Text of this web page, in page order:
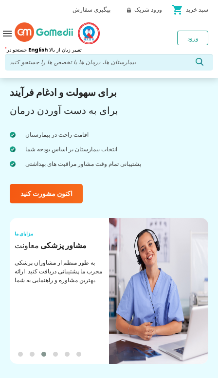
پیگیری سفارش ورود شریک shopping_cart سبد خرید
* English تغییر زبان از بالا
ورود menu
برای سهولت و ادغام فرآیند
برای به دست آوردن درمان
اقامت راحت در بیمارستان
انتخاب بیمارستان بر اساس بودجه شما
پشتیبانی تمام وقت مشاور مراقبت های بهداشتی
اکنون مشورت کنید
مزایای ما
مشاور پزشکی معاونت
به طور منظم از مشاوران پزشکی
مجرب ما پشتیبانی دریافت کنید. ارائه
بهترین مشاوره و راهنمایی به شما.